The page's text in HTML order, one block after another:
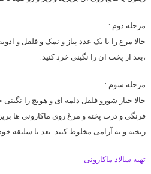
مرحله دوم :
حالا مرغ را با یک عدد پیاز و نمک و فلفل و
،بعد از پخت ان را نگینی خرد کنید.
مرحله سوم :
حالا خیار شورو فلفل دلمه ای و هویج را
فرنگی و ذرت پخته و مرغ روی ماکارونی ها
ریخته و به آرامی مخلوط کنید. بعد با سلیقه
تهیه سالاد ماکارونی